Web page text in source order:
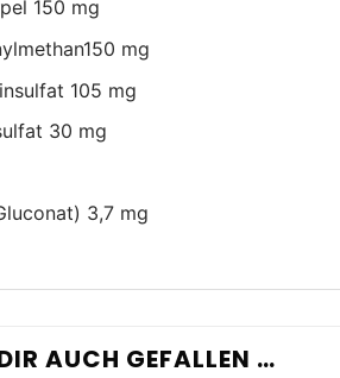
150 mg
mg
105 mg
30 mg
3,7 mg
AUCH GEFALLEN …